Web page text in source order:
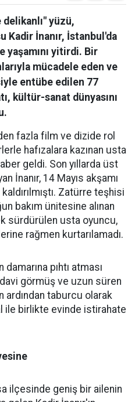
delikanlı" yüzü,
Kadir İnanır, İstanbul'da
yaşamını yitirdi. Bir
mücadele eden ve
entübe edilen 77
kültür-sanat dünyasını
fazla film ve dizide rol
hafızalara kazınan usta
geldi. Son yıllarda üst
İnanır, 14 Mayıs akşamı
Zatürre teşhisi
bakım ünitesine alınan
sürdürülen usta oyuncu,
rağmen kurtarılamadı.
damarına pıhtı atması
görmüş ve uzun süren
ardından taburcu olarak
ile birlikte evinde istirahate
ilçesinde geniş bir ailenin